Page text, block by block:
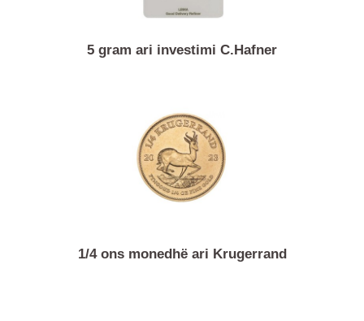
5 gram ari investimi C.Hafner